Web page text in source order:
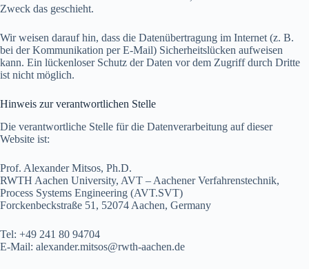
Zweck das geschieht.
Wir weisen darauf hin, dass die Datenübertragung im Internet (z. B.
bei der Kommunikation per E-Mail) Sicherheitslücken aufweisen
kann. Ein lückenloser Schutz der Daten vor dem Zugriff durch Dritte
ist nicht möglich.
Hinweis zur verantwortlichen Stelle
Die verantwortliche Stelle für die Datenverarbeitung auf dieser
Website ist:
Prof. Alexander Mitsos, Ph.D.
RWTH Aachen University, AVT – Aachener Verfahrenstechnik,
Process Systems Engineering (AVT.SVT)
Forckenbeckstraße 51, 52074 Aachen, Germany
Tel: +49 241 80 94704
E-Mail: alexander.mitsos@rwth-aachen.de